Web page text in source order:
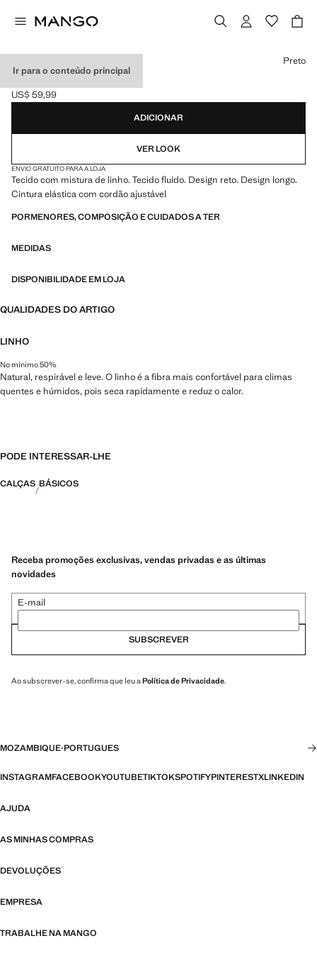
Ir para o conteúdo principal
CALÇAS RETAS LINHO
Preço atual [US$ 59,99 ]
US$ 59,99
Selecione uma cor
Preto
ADICIONAR
VER LOOK
ENVIO GRATUITO PARA A LOJA
Tecido com mistura de linho. Tecido fluido. Design reto. Design longo.
Cintura elástica com cordão ajustável
PORMENORES, COMPOSIÇÃO E CUIDADOS A TER
MEDIDAS
DISPONIBILIDADE EM LOJA
QUALIDADES DO ARTIGO
LINHO
No mínimo 50%
Natural, respirável e leve. O linho é a fibra mais confortável para climas
quentes e húmidos, pois seca rapidamente e reduz o calor.
PODE INTERESSAR-LHE
CALÇAS BÁSICOS
Receba promoções exclusivas, vendas privadas e as últimas
novidades
E-mail
SUBSCREVER
Ao subscrever-se, confirma que leu aPolítica de Privacidade.
MOZAMBIQUE·PORTUGUES
INSTAGRAMFACEBOOKYOUTUBETIKTOKSPOTIFYPINTERESTXLINKEDIN
AJUDA
AS MINHAS COMPRAS
DEVOLUÇÕES
EMPRESA
TRABALHE NA MANGO